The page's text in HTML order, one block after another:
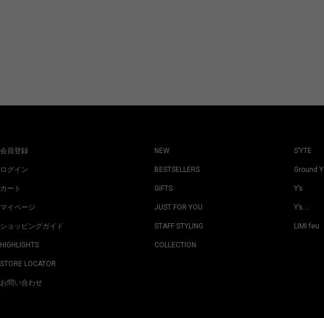
会員登録
ログイン
カート
マイページ
ショッピングガイド
HIGHLIGHTS
STORE LOCATOR
お問い合わせ
NEW
BESTSELLERS
GIFTS
JUST FOR YOU
STAFF STYLING
COLLECTION
S’YTE
Ground Y
Y’s
Y’s….
LIMI feu